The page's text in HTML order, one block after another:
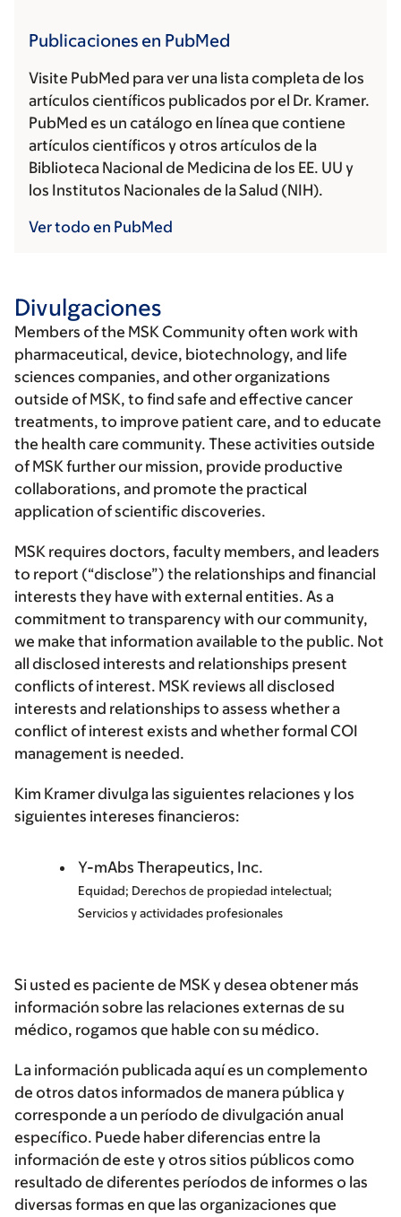
Publicaciones en PubMed
Visite PubMed para ver una lista completa de los
artículos científicos publicados por el Dr. Kramer.
PubMed es un catálogo en línea que contiene
artículos científicos y otros artículos de la
Biblioteca Nacional de Medicina de los EE. UU y
los Institutos Nacionales de la Salud (NIH).
Ver todo en PubMed
Divulgaciones
Members of the MSK Community often work with
pharmaceutical, device, biotechnology, and life
sciences companies, and other organizations
outside of MSK, to find safe and effective cancer
treatments, to improve patient care, and to educate
the health care community. These activities outside
of MSK further our mission, provide productive
collaborations, and promote the practical
application of scientific discoveries.
MSK requires doctors, faculty members, and leaders
to report (“disclose”) the relationships and financial
interests they have with external entities. As a
commitment to transparency with our community,
we make that information available to the public. Not
all disclosed interests and relationships present
conflicts of interest. MSK reviews all disclosed
interests and relationships to assess whether a
conflict of interest exists and whether formal COI
management is needed.
Kim Kramer divulga las siguientes relaciones y los
siguientes intereses financieros:
Y-mAbs Therapeutics, Inc.
Equidad; Derechos de propiedad intelectual;
Servicios y actividades profesionales
Si usted es paciente de MSK y desea obtener más
información sobre las relaciones externas de su
médico, rogamos que hable con su médico.
La información publicada aquí es un complemento
de otros datos informados de manera pública y
corresponde a un período de divulgación anual
específico. Puede haber diferencias entre la
información de este y otros sitios públicos como
resultado de diferentes períodos de informes o las
diversas formas en que las organizaciones que